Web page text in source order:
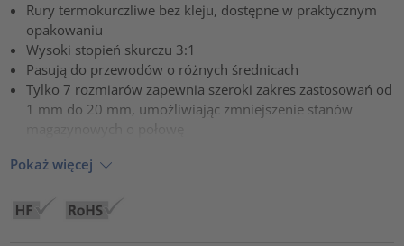
Rury termokurczliwe bez kleju, dostępne w praktycznym
opakowaniu
Wysoki stopień skurczu 3:1
Pasują do przewodów o różnych średnicach
Tylko 7 rozmiarów zapewnia szeroki zakres zastosowań od
1 mm do 20 mm, umożliwiając zmniejszenie stanów
Pokaż więcej